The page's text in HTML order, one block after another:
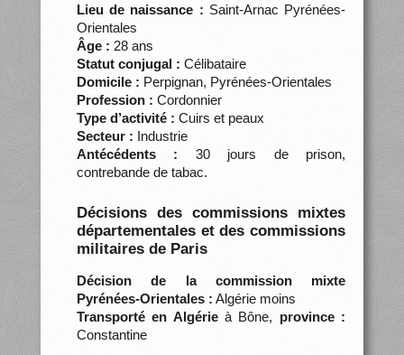
Lieu de naissance : Saint-Arnac Pyrénées-
Orientales
Âge : 28 ans
Statut conjugal : Célibataire
Domicile : Perpignan, Pyrénées-Orientales
Profession : Cordonnier
Type d’activité : Cuirs et peaux
Secteur : Industrie
Antécédents : 30 jours de prison,
contrebande de tabac.
Décisions des commissions mixtes
départementales et des commissions
militaires de Paris
Décision de la commission mixte
Pyrénées-Orientales : Algérie moins
Transporté en Algérieà Bône, province :
Constantine